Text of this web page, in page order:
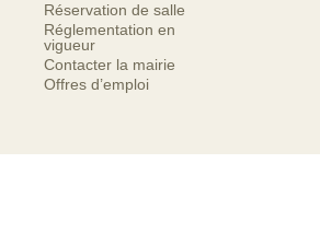
Réservation de salle
Réglementation en
vigueur
Contacter la mairie
Offres d’emploi